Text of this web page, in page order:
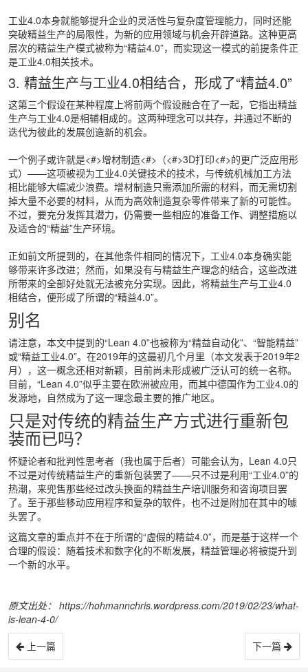
工业4.0本身就能够提升企业的灵活性与复杂度管理能力，同时还能
突破精益生产的局限性，为新的应用领域与机会开辟道路。这种更高
层次的精益生产模式被称为“精益4.0”，而实现这一模式的前提条件正
是工业4.0相关技术。
3. 精益生产与工业4.0相结合，形成了“精益4.0”
这第三个假设在某种程度上将前两个假设融合在了一起，它指出精益
生产与工业4.0是相辅相成的。这两种理念可以共存，并通过不断的
迭代为彼此的发展创造新的机会。
一个例子或许就是<#>增材制造<#>（<#>3D打印<#>的更广泛应用形
式）——这项被视为工业4.0关键技术的技术，与传统机械加工方法
相比能够大幅减少浪费。增材制造只需添加所需的材料，而无需切割
掉大量不必要的材料，从而为高效制造复杂零件带来了新的可能性。
不过，要充分发挥其潜力，仍需要一些相应的准备工作、调整措施以
及适合的“精益”生产环境。
正如前文所提到的，在其他条件相同的情况下，工业4.0本身确实能
够带来许多改进；然而，如果没有与精益生产理念的结合，这些改进
所带来的全部好处就无法被充分实现。因此，将精益生产与工业4.0
相结合，便形成了所谓的“精益4.0”。
别名
请注意，本文中提到的“Lean 4.0”也被称为“精益自动化”、“智能精益”
或“精益工业4.0”。在2019年的这最初几个月里（本文发表于2019年2
月），这一概念还相对新颖，目前尚未形成被广泛认可的统一名称。
目前，“Lean 4.0”似乎主要在欧洲被应用，而其中德国作为工业4.0的
发源地，自然成为了这一理念最主要的推广地区。
只是对传统的精益生产方式进行重新包
装而已吗？
怀疑论者和批判性思考者（我也属于后者）可能会认为，Lean 4.0只
不过是对传统精益生产的重新包装罢了——只不过是利用“工业4.0”的
热潮，来兜售那些经过改头换面的精益生产培训服务和咨询项目罢
了。至于那些移动应用程序和复杂的软件，也不过是附加在其中的噱
头罢了。
这篇文章的重点并不在于所谓的“虚假的精益4.0”，而是基于这样一个
合理的假设：随着技术和数字化的不断发展，精益管理必将被提升到
一个新的水平。
原文出处： https://hohmannchris.wordpress.com/2019/02/23/what-
is-lean-4-0/
上一篇
下一篇